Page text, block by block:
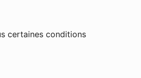
certaines conditions